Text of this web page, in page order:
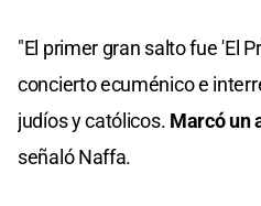
"El primer gran salto fue 'El
concierto ecuménico e
judíos y católicos. Marcó un
señaló Naffa.